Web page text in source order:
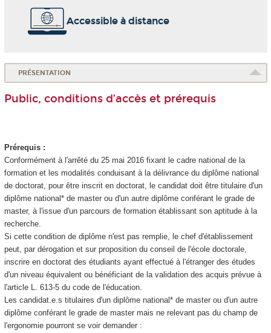
Accessible à distance
PRÉSENTATION
Public, conditions d’accès et prérequis
Prérequis :
Conformément à l'arrêté du 25 mai 2016 fixant le cadre national de la
formation et les modalités conduisant à la délivrance du diplôme national
de doctorat, pour être inscrit en doctorat, le candidat doit être titulaire d'un
diplôme national* de master ou d'un autre diplôme conférant le grade de
master, à l'issue d'un parcours de formation établissant son aptitude à la
recherche.
Si cette condition de diplôme n'est pas remplie, le chef d'établissement
peut, par dérogation et sur proposition du conseil de l'école doctorale,
inscrire en doctorat des étudiants ayant effectué à l'étranger des études
d'un niveau équivalent ou bénéficiant de la validation des acquis prévue à
l'article L. 613-5 du code de l'éducation.
Les candidat.e.s titulaires d'un diplôme national* de master ou d'un autre
diplôme conférant le grade de master mais ne relevant pas du champ de
l'ergonomie pourront se voir demander :